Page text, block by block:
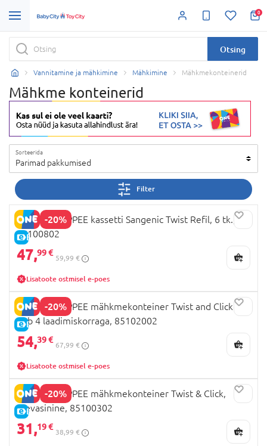
0
Otsing
Vannitamine ja mähkimine Mähkimine Mähkmekonteinerid
Mähkme konteinerid
Sorteerida
Parimad pakkumised
Filter
-20%
E-HIND
TOMMEE TIPPEE kassetti Sangenic Twist Refil, 6 tk.,
85100802
47,99 €
59,99 €
Lisatoote ostmisel e-poes
-20%
E-HIND
TOMMEE TIPPEE mähkmekonteiner Twist and Click
Tub 4 laadimiskorraga, 85102002
54,39 €
67,99 €
Lisatoote ostmisel e-poes
-20%
E-HIND
TOMMEE TIPPEE mähkmekonteiner Twist & Click,
taevasinine, 85100302
31,19 €
38,99 €